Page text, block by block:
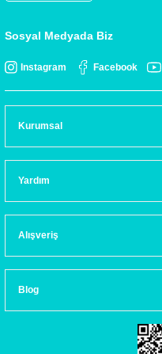
Sosyal Medyada Biz
Instagram Facebook
Kurumsal
Yardım
Alışveriş
Blog